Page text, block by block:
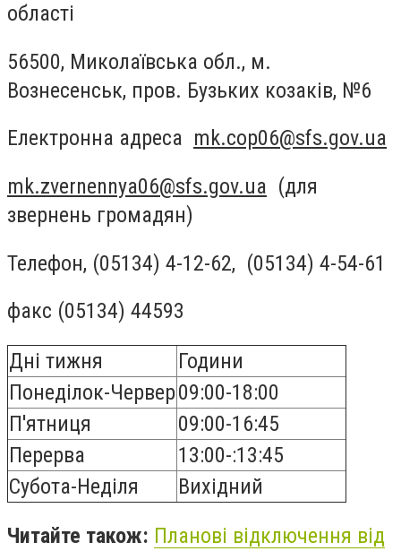
області
56500, Миколаївська обл., м.
Вознесенськ, пров. Бузьких козаків, №6
Електронна адреса mk.cop06@sfs.gov.ua
mk.zvernennya06@sfs.gov.ua (для
звернень громадян)
Телефон, (05134) 4-12-62, (05134) 4-54-61
факс (05134) 44593
Дні тижня
Години
Понеділок-Червер09:00-18:00
П'ятниця
09:00-16:45
Перерва
13:00-:13:45
Субота-Неділя
Вихідний
Читайте також: Планові відключення від